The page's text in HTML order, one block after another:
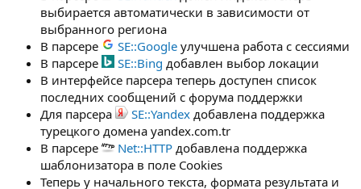
выбирается автоматически в зависимости от
выбранного региона
В парсере
SE::Google улучшена работа с сессиями
В парсере
SE::Bing добавлен выбор локации
В интерфейсе парсера теперь доступен список
последних сообщений с форума поддержки
Для парсера
SE::Yandex добавлена поддержка
турецкого домена yandex.com.tr
В парсере
Net::HTTP добавлена поддержка
шаблонизатора в поле Cookies
Теперь у начального текста, формата результата и